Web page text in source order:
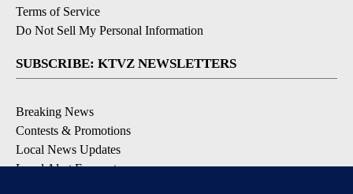
Terms of Service
Do Not Sell My Personal Information
SUBSCRIBE: KTVZ NEWSLETTERS
Breaking News
Contests & Promotions
Local News Updates
Local Alert Forecast